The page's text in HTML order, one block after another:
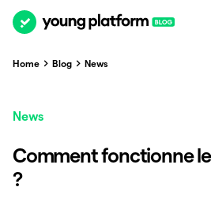
Home Blog News
News
Comment fonctionne
?